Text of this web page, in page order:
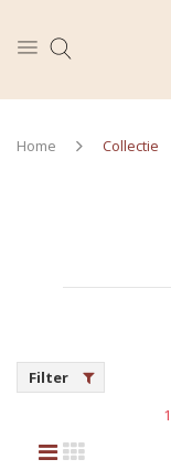
Home
Collectie
Filter
1